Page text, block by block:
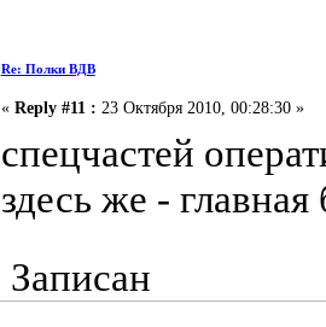
Re: Полки ВДВ
« Reply #11 : 23 Октября 2010, 00:28:30 »
спецчастей
здесь же -
Записан